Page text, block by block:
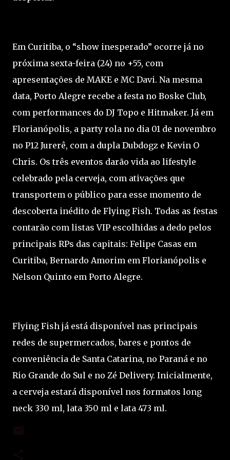
Em Curitiba, o “show inesperado” ocorre já no
próxima sexta-feira (24) no +55, com
apresentações de MAKE e MC Davi. Na mesma
data, Porto Alegre recebe a festa no Boske Club,
com performances do DJ Topo e Hitmaker. Já em
Florianópolis, a party rola no dia 01 de novembro
no P12 Jurerê, com a dupla Dubdogz e Kevin O
Chris. Os três eventos darão vida ao lifestyle
celebrado pela cerveja, com ativações que
transportem o público para esse momento de
descoberta inédito de Flying Fish. Todas as festas
contarão com listas VIP escolhidas a dedo pelos
principais RPs das capitais: Felipe Casas em
Curitiba, Bernardo Amorim em Florianópolis e
Nelson Quinto em Porto Alegre.
Flying Fish já está disponível nas principais
redes de supermercados, bares e pontos de
conveniência de Santa Catarina, no Paraná e no
Rio Grande do Sul e no Zé Delivery. Inicialmente,
a cerveja estará disponível nos formatos long
neck 330 ml, lata 350 ml e lata 473 ml.